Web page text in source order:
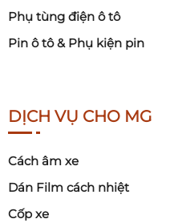
Phụ tùng điện ô tô
Pin ô tô & Phụ kiện pin
DỊCH VỤ CHO MG
Cách âm xe
Dán Film cách nhiệt
Cốp xe